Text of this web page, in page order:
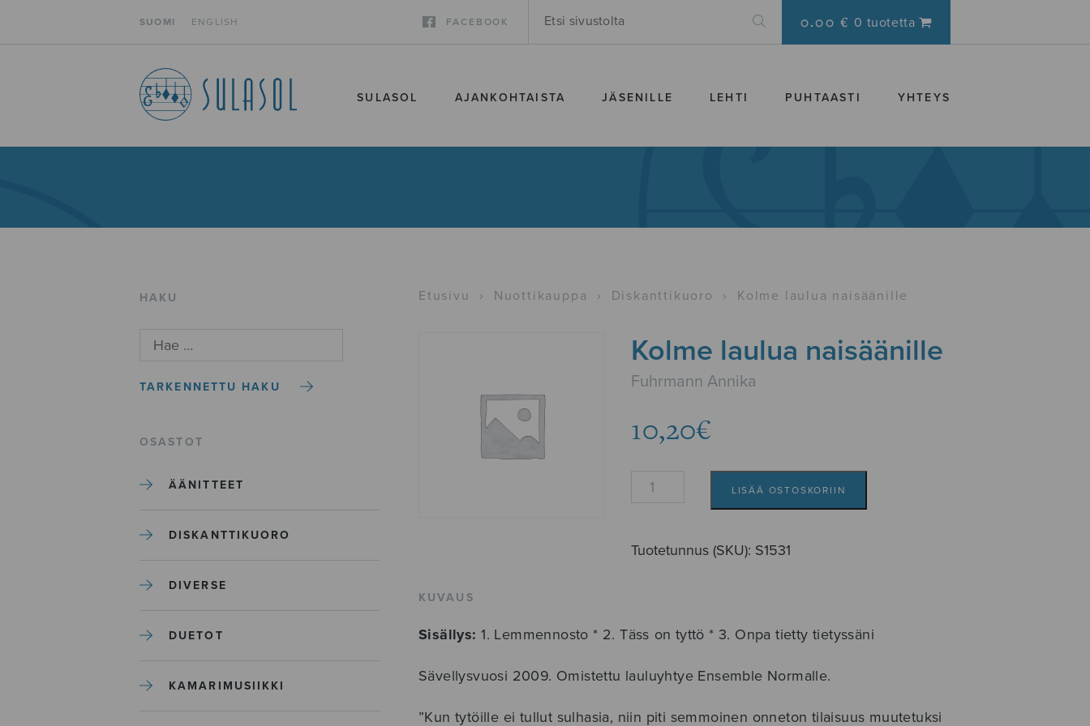
SUOMI ENGLISH FACEBOOK 0.00 € 0 tuotetta
SULASOL AJANKOHTAISTA JÄSENILLE LEHTI PUHTAASTI YHTEYS
HAKU
TARKENNETTU HAKU
OSASTOT
ÄÄNITTEET
DISKANTTIKUORO
DIVERSE
DUETOT
KAMARIMUSIIKKI
Etusivu › Nuottikauppa › Diskanttikuoro › Kolme laulua naisäänille
Kolme laulua naisäänille
Fuhrmann Annika
10,20€
Kolme
määrä
LISÄÄ OSTOSKORIIN
Tuotetunnus (SKU): S1531
KUVAUS
Sisällys: 1. Lemmennosto * 2. Täss on tyttö * 3. Onpa tietty tietyssäni
Sävellysvuosi 2009. Omistettu lauluyhtye Ensemble Normalle.
”Kun tytöille ei tullut sulhasia, niin piti semmoinen onneton tilaisuus muutetuksi